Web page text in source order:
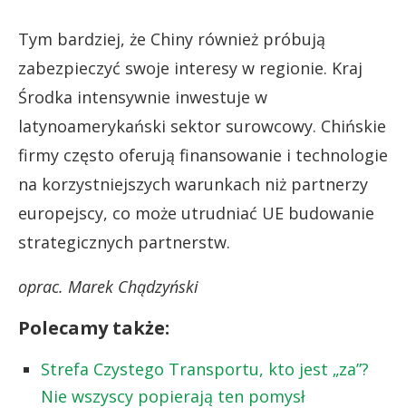
Tym bardziej, że Chiny również próbują
zabezpieczyć swoje interesy w regionie. Kraj
Środka intensywnie inwestuje w
latynoamerykański sektor surowcowy. Chińskie
firmy często oferują finansowanie i technologie
na korzystniejszych warunkach niż partnerzy
europejscy, co może utrudniać UE budowanie
strategicznych partnerstw.
oprac. Marek Chądzyński
Polecamy także:
Strefa Czystego Transportu, kto jest „za”?
Nie wszyscy popierają ten pomysł